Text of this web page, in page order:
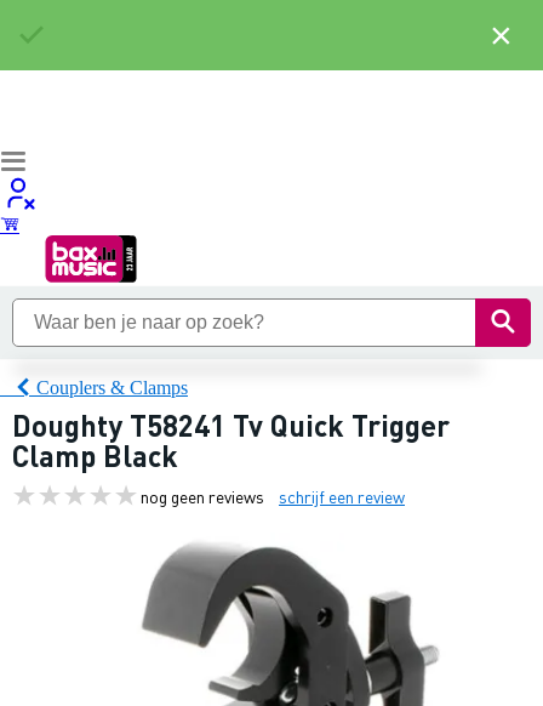
Couplers & Clamps
Doughty T58241 Tv Quick Trigger
Clamp Black
nog geen reviews schrijf een review
×